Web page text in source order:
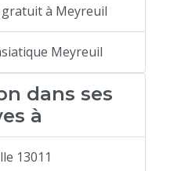
à Meyreuil
Meyreuil
dans ses
à
13011